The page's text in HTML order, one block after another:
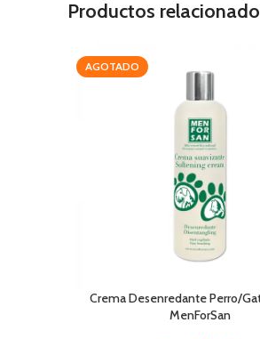
Productos
AGOTADO
Crema Desenredante Perro/
MenForSan